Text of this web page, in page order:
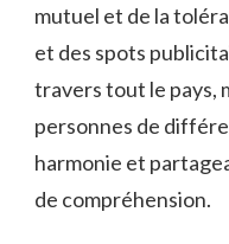
mutuel et de ​la
et des spots
⁣travers tout le pays,
personnes de
harmonie et
de‍ compréhension.